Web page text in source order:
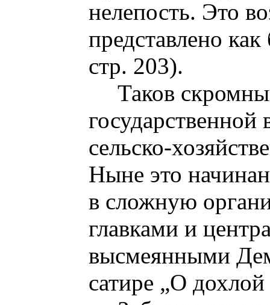
нелепость. Это
представлено
стр. 203).
Таков
государственной
сельско-
Ныне это
в сложную
главками и
высмеянными
сатире „О